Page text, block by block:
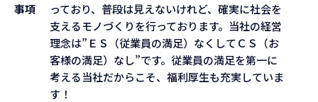
事項
っており、普段は見えないけれど、確実に社会を
支えるモノづくりを行っております。当社の経営
理念は”ＥＳ（従業員の満足）なくしてＣＳ（お
客様の満足）なし”です。従業員の満足を第一に
考える当社だからこそ、福利厚生も充実していま
す！